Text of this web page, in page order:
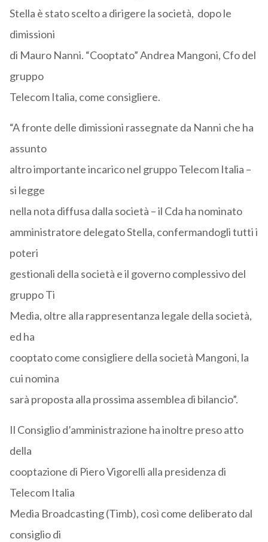
Stella è stato scelto a dirigere la società, dopo le
dimissioni
di Mauro Nanni. “Cooptato” Andrea Mangoni, Cfo del
gruppo
Telecom Italia, come consigliere.
“A fronte delle dimissioni rassegnate da Nanni che ha
assunto
altro importante incarico nel gruppo Telecom Italia –
si legge
nella nota diffusa dalla società – il Cda ha nominato
amministratore delegato Stella, confermandogli tutti i
poteri
gestionali della società e il governo complessivo del
gruppo Ti
Media, oltre alla rappresentanza legale della società,
ed ha
cooptato come consigliere della società Mangoni, la
cui nomina
sarà proposta alla prossima assemblea di bilancio”.
Il Consiglio d’amministrazione ha inoltre preso atto
della
cooptazione di Piero Vigorelli alla presidenza di
Telecom Italia
Media Broadcasting (Timb), così come deliberato dal
consiglio di